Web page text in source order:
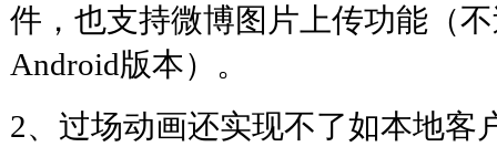
件，也支持微博图片上传功能（
Android版本）。
2、过场动画还实现不了如本地客